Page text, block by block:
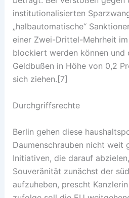
institutionalisierten
„halbautomatische“
einer Zwei-Drittel-Mehrheit
blockiert werden können und
Geldbußen in Höhe von 0,2
sich ziehen.[7]
Durchgriffsrechte
Berlin gehen diese
Daumenschrauben nicht weit
Initiativen, die darauf
Souveränität zunächst der
aufzuheben, prescht